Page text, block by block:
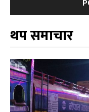
थप समाचार